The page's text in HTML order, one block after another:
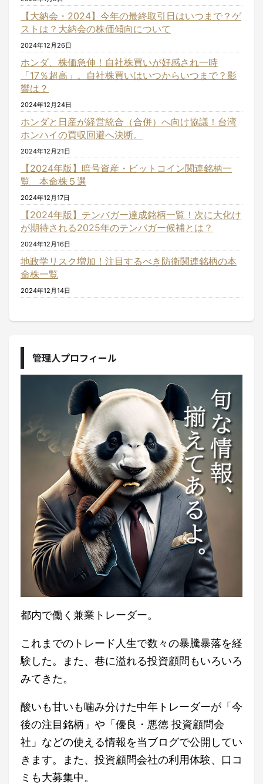
【大納会・2024】今年の最終取引日はいつまで？ゲ
ストは？大納会の株価傾向について
2024年12月26日
ホンダ、株価急伸！自社株買いが好感され一時
「17％超高」。自社株買いはいつからいつまで？影
響は？
2024年12月24日
ホンダと日産が経営統合（合併）へ向け協議！台湾
ホンハイの買収回避へ決断。
2024年12月21日
【2024年版】暗号資産・ビットコイン関連銘柄一
覧 本命株５選
2024年12月17日
【2024年版】テンバガー達成銘柄一覧！次に大化け
が期待される2025年のテンバガー候補とは？
2024年12月16日
地政学リスク増加！注目するべき防衛関連銘柄の本
命株一覧
2024年12月14日
管理人プロフィール
都内で働く兼業トレーダー。
これまでのトレード人生で数々の暴騰暴落を経
験した。また、巷に溢れる投資顧問もいろいろ
みてきた。
酸いも甘いも噛み分けた中年トレーダーが「今
後の注目銘柄」や「優良・悪徳 投資顧問会
社」などの使える情報を当ブログで公開してい
きます。また、投資顧問会社の利用体験、口コ
ミも大募集中。